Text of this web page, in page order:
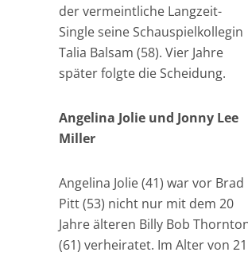
der vermeintliche Langzeit-
Single seine Schauspielkollegin
Talia Balsam (58). Vier Jahre
später folgte die Scheidung.
Angelina Jolie und Jonny Lee
Miller
Angelina Jolie (41) war vor Brad
Pitt (53) nicht nur mit dem 20
Jahre älteren Billy Bob
(61) verheiratet. Im Alter von 21